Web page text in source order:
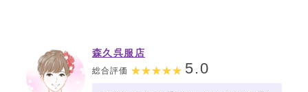
森久呉服店
総合評価 5.0